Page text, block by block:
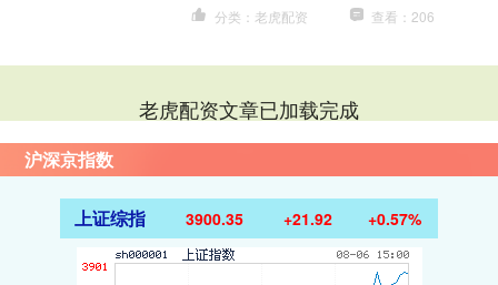
分类：老虎配资 查看：206
老虎配资文章已加载完成
沪深京指数
上证综指 3900.35 +21.92 +0.57%